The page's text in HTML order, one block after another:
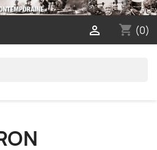
shopping_cart (0)
